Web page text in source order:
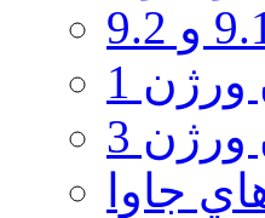
1
3
جاوا